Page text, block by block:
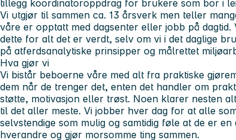
tillegg koordinatoroppdrag for brukere som bor i
Vi utgjør til sammen ca. 13 årsverk men teller
våre er opptatt med dagsenter eller jobb på
dette for alt det er verdt, selv om vi i det daglige
på atferdsanalytiske prinsipper og målrettet
Hva gjør vi
Vi bistår beboerne våre med alt fra praktiske
dem når de trenger det, enten det handler om
støtte, motivasjon eller trøst. Noen klarer nesten
til det aller meste. Vi jobber hver dag for at alle
selvstendige som mulig og samtidig føle at de er
hverandre og gjør morsomme ting sammen.